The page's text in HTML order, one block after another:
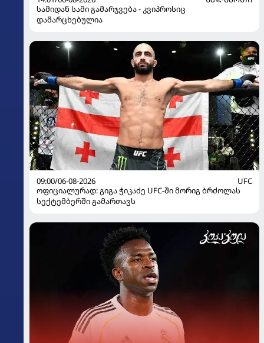
სამიდან სამი გამარჯვება - კვიპროსიც
დამარცხებულია
09:00/06-08-2026
UFC
ოფიციალურად: გიგა ჭიკაძე UFC-ში მორიგ ბრძოლას
სექტემბერში გამართავს